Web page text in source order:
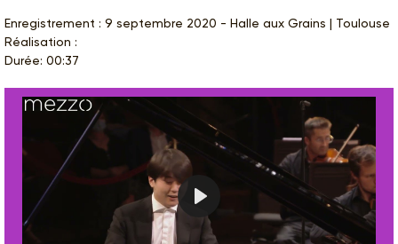
Enregistrement : 9 septembre 2020 - Halle aux Grains | Toulouse
Réalisation :
Durée: 00:37
Play